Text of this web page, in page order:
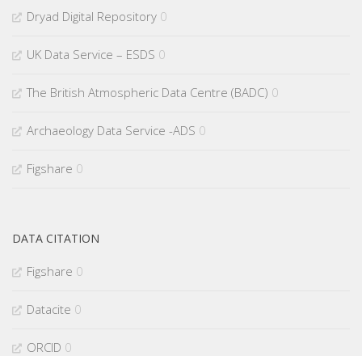
Dryad Digital Repository 0
UK Data Service – ESDS 0
The British Atmospheric Data Centre (BADC) 0
Archaeology Data Service -ADS 0
Figshare 0
DATA CITATION
Figshare 0
Datacite 0
ORCID 0